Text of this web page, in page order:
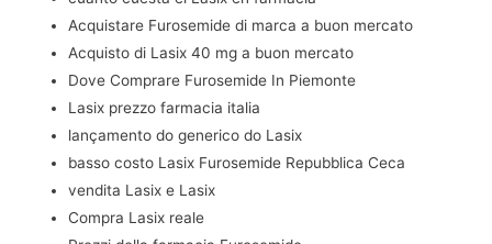
Acquistare Furosemide di marca a buon mercato
Acquisto di Lasix 40 mg a buon mercato
Dove Comprare Furosemide In Piemonte
Lasix prezzo farmacia italia
lançamento do generico do Lasix
basso costo Lasix Furosemide Repubblica Ceca
vendita Lasix e Lasix
Compra Lasix reale